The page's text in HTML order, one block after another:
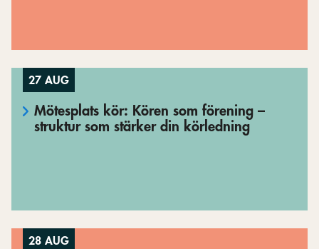
27 AUG
Mötesplats kör: Kören som förening –
struktur som stärker din körledning
28 AUG